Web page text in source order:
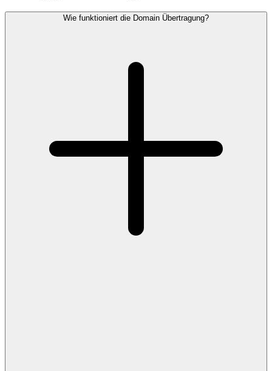
Wie funktioniert die Domain Übertragung?